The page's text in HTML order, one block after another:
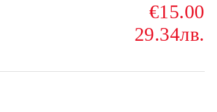
€15.00
29.34лв.